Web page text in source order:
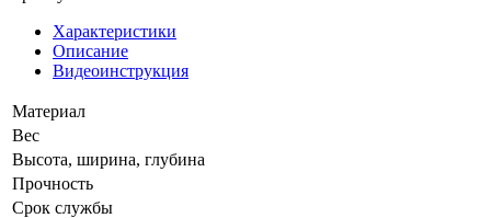
Характеристики
Описание
Видеоинструкция
Материал
Вес
Высота, ширина, глубина
Прочность
Срок службы